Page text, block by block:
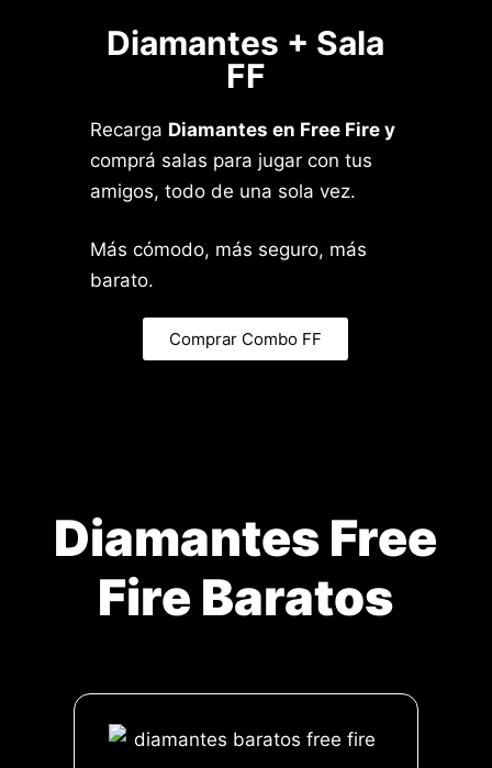
Diamantes + Sala
FF
Recarga Diamantes en Free Fire y
comprá salas para jugar con tus
amigos, todo de una sola vez.
Más cómodo, más seguro, más
barato.
Comprar Combo FF
Diamantes Free
Fire Baratos